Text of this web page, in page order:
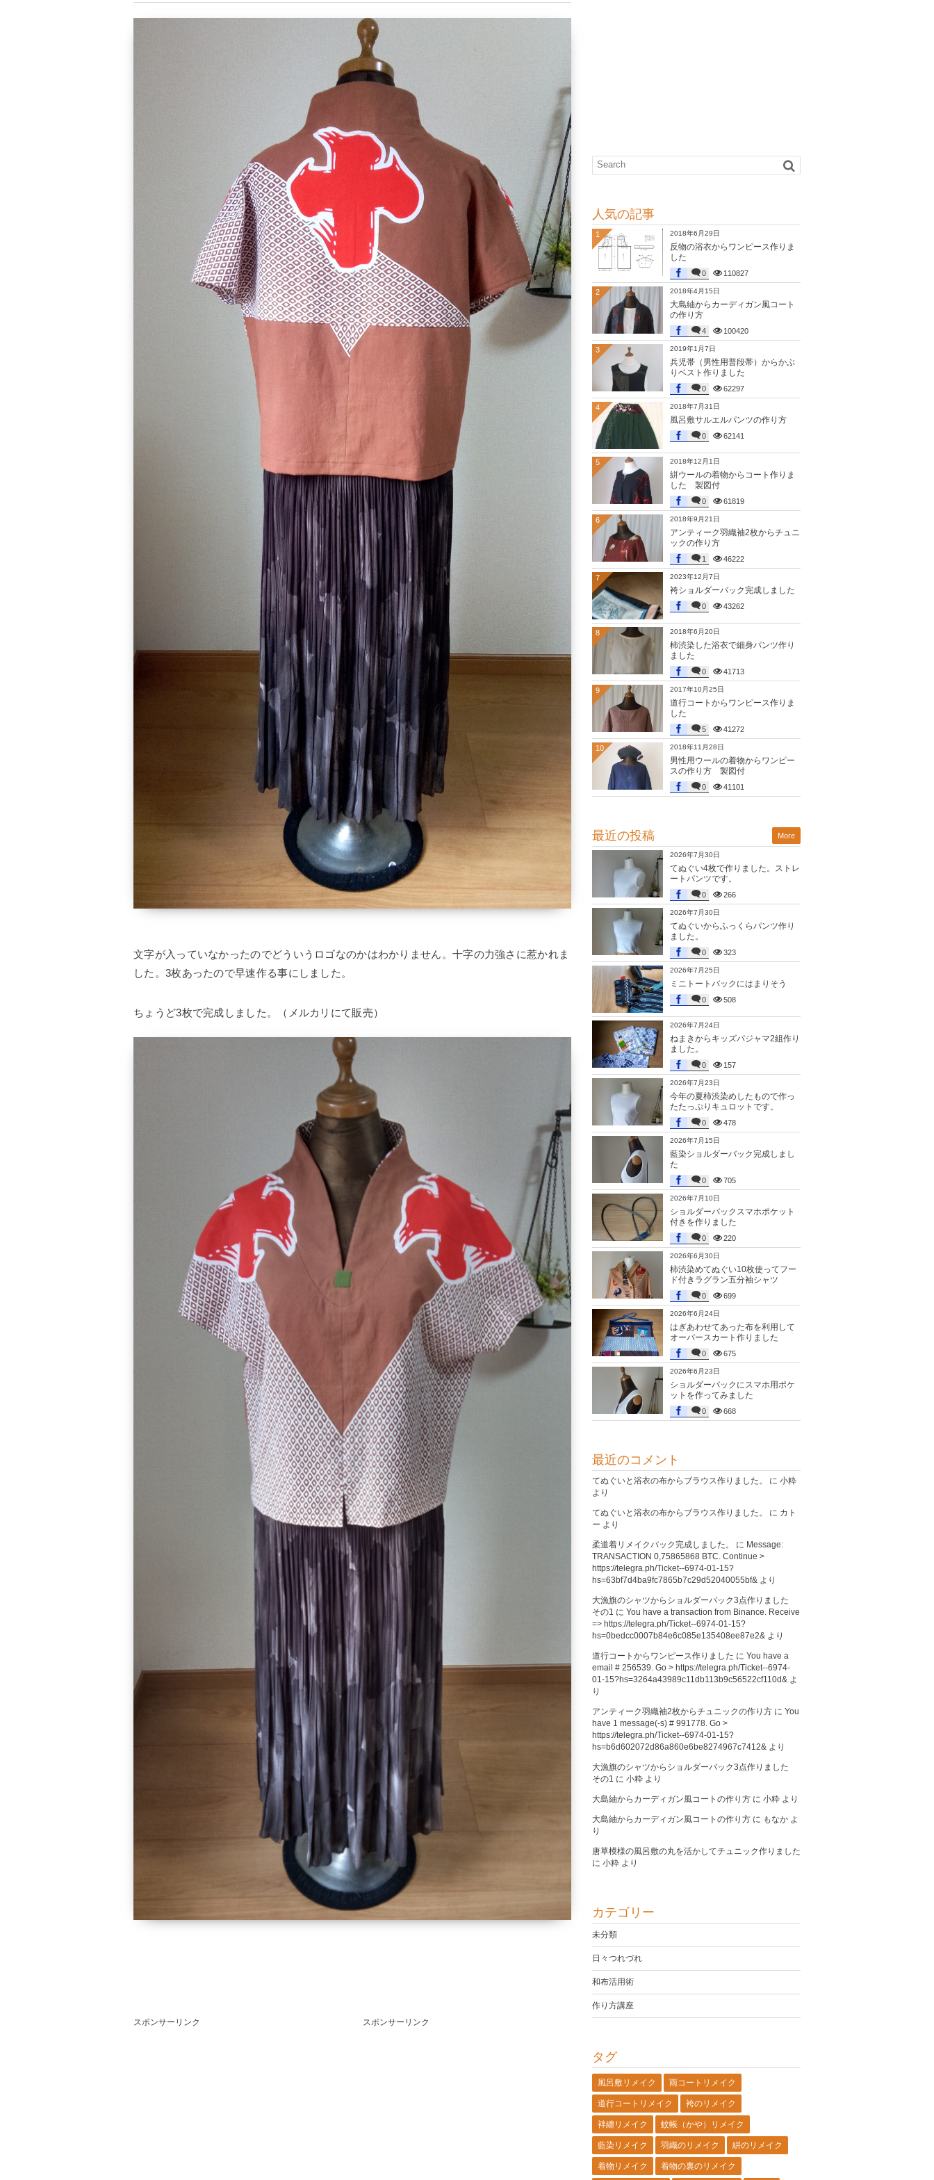
文字が入っていなかったのでどういうロゴなのかはわかりません。十字の力強さに惹かれま
した。3枚あったので早速作る事にしました。
ちょうど3枚で完成しました。（メルカリにて販売）
スポンサーリンク スポンサーリンク
人気の記事
2018年6月29日
反物の浴衣からワンピース作りま
した
0 110827
1
2018年4月15日
大島紬からカーディガン風コート
の作り方
4 100420
2
2019年1月7日
兵児帯（男性用普段帯）からかぶ
りベスト作りました
0 62297
3
2018年7月31日
風呂敷サルエルパンツの作り方
0 62141
4
2018年12月1日
絣ウールの着物からコート作りま
した 製図付
0 61819
5
2018年9月21日
アンティーク羽織袖2枚からチュニ
ックの作り方
1 46222
6
2023年12月7日
袴ショルダーバック完成しました
0 43262
7
2018年6月20日
柿渋染した浴衣で細身パンツ作り
ました
0 41713
8
2017年10月25日
道行コートからワンピース作りま
した
5 41272
9
2018年11月28日
男性用ウールの着物からワンピー
スの作り方 製図付
0 41101
10
最近の投稿
2026年7月30日
てぬぐい4枚で作りました。ストレ
ートパンツです。
0 266
2026年7月30日
てぬぐいからふっくらパンツ作り
ました。
0 323
2026年7月25日
ミニトートバックにはまりそう
0 508
2026年7月24日
ねまきからキッズパジャマ2組作り
ました。
0 157
2026年7月23日
今年の夏柿渋染めしたもので作っ
たたっぷりキュロットです。
0 478
2026年7月15日
藍染ショルダーバック完成しまし
た
0 705
2026年7月10日
ショルダーバックスマホポケット
付きを作りました
0 220
2026年6月30日
柿渋染めてぬぐい10枚使ってフー
ド付きラグラン五分袖シャツ
0 699
2026年6月24日
はぎあわせてあった布を利用して
オーバースカート作りました
0 675
2026年6月23日
ショルダーバックにスマホ用ポケ
ットを作ってみました
0 668
More
最近のコメント
てぬぐいと浴衣の布からブラウス作りました。 に 小粋
より
てぬぐいと浴衣の布からブラウス作りました。 に カト
ー より
柔道着リメイクバック完成しました。 に Message:
TRANSACTION 0,75865868 BTC. Continue >
https://telegra.ph/Ticket--6974-01-15?
hs=63bf7d4ba9fc7865b7c29d52040055bf& より
大漁旗のシャツからショルダーバック3点作りました
その1 に You have a transaction from Binance. Receive
=> https://telegra.ph/Ticket--6974-01-15?
hs=0bedcc0007b84e6c085e135408ee87e2& より
道行コートからワンピース作りました に You have a
email # 256539. Go > https://telegra.ph/Ticket--6974-
01-15?hs=3264a43989c11db113b9c56522cf110d& よ
り
アンティーク羽織袖2枚からチュニックの作り方 に You
have 1 message(-s) # 991778. Go >
https://telegra.ph/Ticket--6974-01-15?
hs=b6d602072d86a860e6be8274967c7412& より
大漁旗のシャツからショルダーバック3点作りました
その1 に 小粋 より
大島紬からカーディガン風コートの作り方 に 小粋 より
大島紬からカーディガン風コートの作り方 に もなか よ
り
唐草模様の風呂敷の丸を活かしてチュニック作りました
に 小粋 より
カテゴリー
未分類
日々つれづれ
和布活用術
作り方講座
タグ
風呂敷リメイク 雨コートリメイク
道行コートリメイク 袴のリメイク
袢纏リメイク 蚊帳（かや）リメイク
藍染リメイク 羽織のリメイク 絣のリメイク
着物リメイク 着物の裏のリメイク